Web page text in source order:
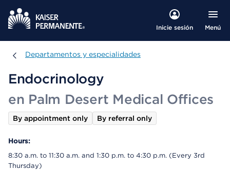
Inicie sesión Menú
Departamentos y especialidades
Departamentos y especialidades
Endocrinology
en Palm Desert Medical Offices
By appointment only By referral only
Hours:
8:30 a.m. to 11:30 a.m. and 1:30 p.m. to 4:30 p.m. (Every 3rd
Thursday)